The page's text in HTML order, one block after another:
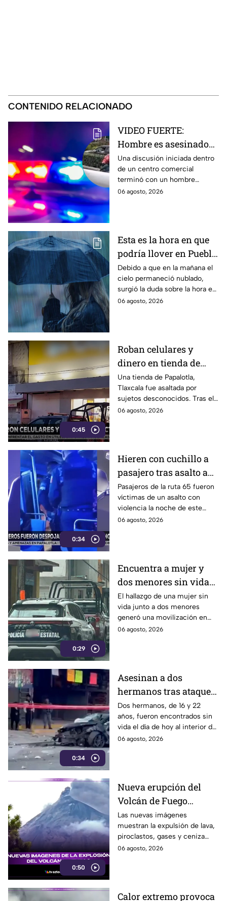
CONTENIDO RELACIONADO
VIDEO FUERTE:
Hombre es asesinado
tras una fuerte
discusión en centro
comercial de EdoMéx
Una discusión iniciada dentro
de un centro comercial
terminó con un hombre
asesinado a puñaladas. El
06 agosto, 2026
Esta es la hora en que
podría llover en Puebla
hoy jueves
Debido a que en la mañana el
cielo permaneció nublado,
surgió la duda sobre la hora en
que podría llover en Puebla hoy
06 agosto, 2026
0:45
Roban celulares y
dinero en tienda de
Papalotla, Tlaxcala
Una tienda de Papalotla,
Tlaxcala fue asaltada por
sujetos desconocidos. Tras el
atraco, se reportó el robo de
06 agosto, 2026
0:34
Hieren con cuchillo a
pasajero tras asalto a
Ruta 65 en Puebla
Pasajeros de la ruta 65 fueron
víctimas de un asalto con
violencia la noche de este
miércoles 5 de agosto de
06 agosto, 2026
0:29
Encuentra a mujer y
dos menores sin vida
en Huauchinango
El hallazgo de una mujer sin
vida junto a dos menores
generó una movilización en
inmediaciones del municipio
06 agosto, 2026
0:34
Asesinan a dos
hermanos tras ataque
armado en Huixcolotla
hoy; hallaron sus
cuerpos dentro de un
automóvil
Dos hermanos, de 16 y 22
años, fueron encontrados sin
vida el día de hoy al interior de
un vehículo con múltiples
06 agosto, 2026
0:50
Nueva erupción del
Volcán de Fuego
mantiene en alerta a
Guatemala
Las nuevas imágenes
muestran la expulsión de lava,
piroclastos, gases y ceniza
mientras el coloso permanece
06 agosto, 2026
Calor extremo provoca